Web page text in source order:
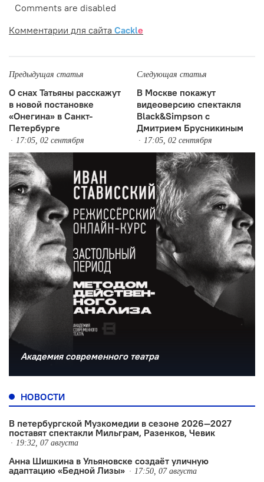
Comments are disabled
Комментарии для сайта Cackle
Предыдущая статья
О снах Татьяны расскажут
в новой постановке
«Онегина» в Санкт-
Петербурге
17:05, 02 сентября
Следующая статья
В Москве покажут
видеоверсию спектакля
Black&Simpson с
Дмитрием Брусникиным
17:05, 02 сентября
Академия современного театра
НОВОСТИ
В петербургской Музкомедии в сезоне 2026—2027
поставят спектакли Мильграм, Разенков, Чевик
19:32, 07 августа
Анна Шишкина в Ульяновске создаëт уличную
адаптацию «Бедной Лизы»
17:50, 07 августа